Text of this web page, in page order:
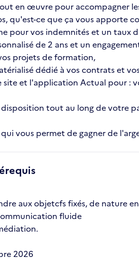
en œuvre pour accompagner
qu'est-ce que ça vous apporte
pour vos indemnités et un taux
de 2 ans et un
projets de formation,
dédié à vos contrats et
site et l'application Actual pour
tout au long de votre
vous permet de gagner de
aux objetcfs fixés, de nature
fluide
2026